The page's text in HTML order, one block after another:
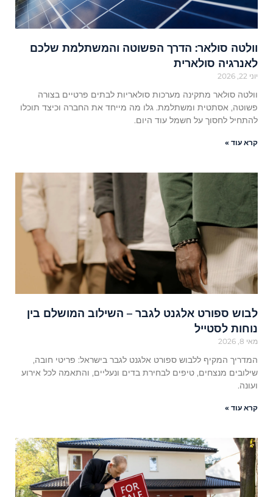
וולטה סולאר: הדרך הפשוטה והמשתלמת שלכם
לאנרגיה סולארית
יוני 22, 2026
וולטה סולאר מתקינה מערכות סולאריות לבתים פרטיים בצורה
פשוטה, אסתטית ומשתלמת. גלו מה מייחד את החברה וכיצד תוכלו
להתחיל לחסוך על חשמל עוד היום.
קרא עוד »
לבוש ספורט אלגנט לגבר – השילוב המושלם בין
נוחות לסטייל
מאי 8, 2026
המדריך המקיף ללבוש ספורט אלגנט לגבר בישראל: פריטי חובה,
שילובים מנצחים, טיפים לבחירת בדים ונעליים, והתאמה לכל אירוע
ועונה.
קרא עוד »